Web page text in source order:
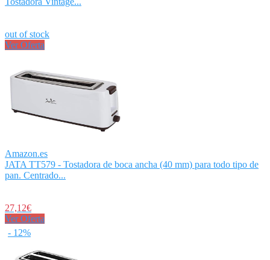
out of stock
Ver Oferta
Amazon.es
JATA TT579 - Tostadora de boca ancha (40 mm) para todo tipo de
pan. Centrado...
27,12€
Ver Oferta
- 12%